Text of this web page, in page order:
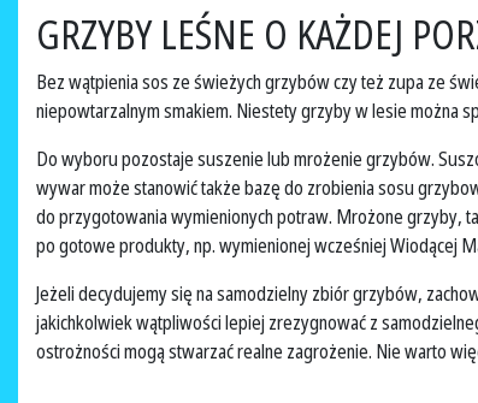
GRZYBY LEŚNE O KAŻDEJ
Bez wątpienia sos ze świeżych grzybów czy też zupa ze
niepowtarzalnym smakiem. Niestety grzyby w lesie można
Do wyboru pozostaje suszenie lub mrożenie grzybów.
wywar może stanowić także bazę do zrobienia sosu
do przygotowania wymienionych potraw. Mrożone grzyby,
po gotowe produkty, np. wymienionej wcześniej Wiodącej
Jeżeli decydujemy się na samodzielny zbiór grzybów,
jakichkolwiek wątpliwości lepiej zrezygnować z
ostrożności mogą stwarzać realne zagrożenie. Nie warto